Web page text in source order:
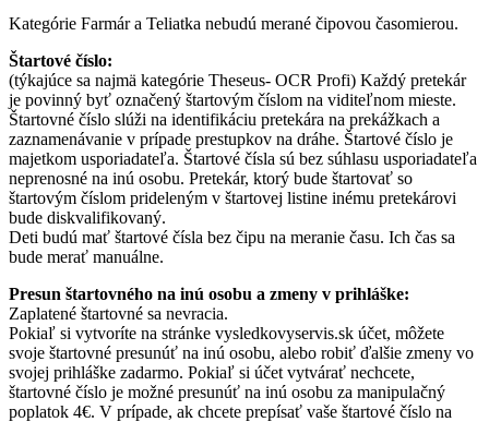
Kategórie Farmár a Teliatka nebudú merané čipovou časomierou.
Štartové číslo:
(týkajúce sa najmä kategórie Theseus- OCR Profi) Každý pretekár
je povinný byť označený štartovým číslom na viditeľnom mieste.
Štartovné číslo slúži na identifikáciu pretekára na prekážkach a
zaznamenávanie v prípade prestupkov na dráhe. Štartové číslo je
majetkom usporiadateľa. Štartové čísla sú bez súhlasu usporiadateľa
neprenosné na inú osobu. Pretekár, ktorý bude štartovať so
štartovým číslom prideleným v štartovej listine inému pretekárovi
bude diskvalifikovaný.
Deti budú mať štartové čísla bez čipu na meranie času. Ich čas sa
bude merať manuálne.
Presun štartovného na inú osobu a zmeny v prihláške:
Zaplatené štartovné sa nevracia.
Pokiaľ si vytvoríte na stránke vysledkovyservis.sk účet, môžete
svoje štartovné presunúť na inú osobu, alebo robiť ďalšie zmeny vo
svojej prihláške zadarmo. Pokiaľ si účet vytvárať nechcete,
štartovné číslo je možné presunúť na inú osobu za manipulačný
poplatok 4€. V prípade, ak chcete prepísať vaše štartové číslo na